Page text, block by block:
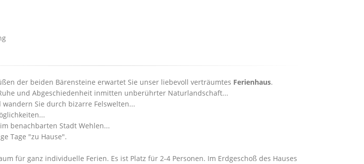
der beiden Bärensteine erwartet Sie unser liebevoll verträumtes Ferienhaus.
und Abgeschiedenheit inmitten unberührter Naturlandschaft...
Sie durch bizarre Felswelten...
benachbarten Stadt Wehlen...
Tage "zu Hause".
für ganz individuelle Ferien. Es ist Platz für 2-4 Personen. Im Erdgeschoß des Hauses